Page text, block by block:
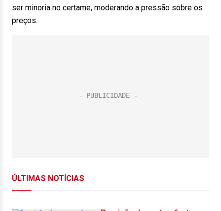
ser minoria no certame, moderando a pressão sobre os
preços.